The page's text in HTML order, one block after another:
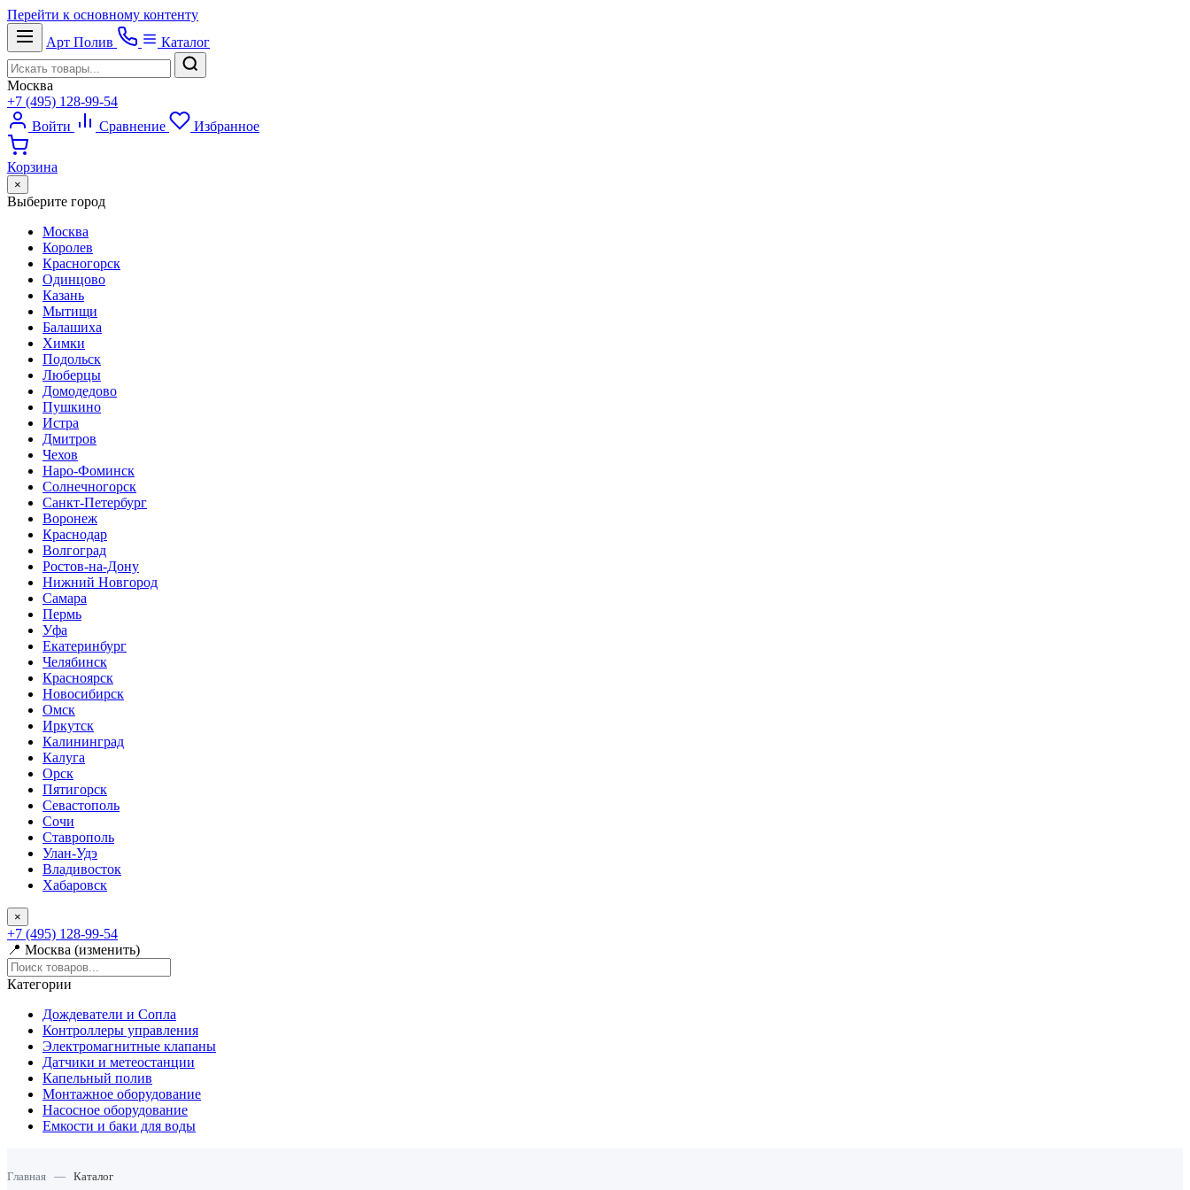
Перейти к основному контенту
Арт Полив Каталог
Москва
+7 (495) 128-99-54
Войти
Сравнение Избранное
Корзина
×
Выберите город
Москва
Королев
Красногорск
Одинцово
Казань
Мытищи
Балашиха
Химки
Подольск
Люберцы
Домодедово
Пушкино
Истра
Дмитров
Чехов
Наро-Фоминск
Солнечногорск
Санкт-Петербург
Воронеж
Краснодар
Волгоград
Ростов-на-Дону
Нижний Новгород
Самара
Пермь
Уфа
Екатеринбург
Челябинск
Красноярск
Новосибирск
Омск
Иркутск
Калининград
Калуга
Орск
Пятигорск
Севастополь
Сочи
Ставрополь
Улан-Удэ
Владивосток
Хабаровск
×
+7 (495) 128-99-54
📍 Москва (изменить)
Категории
Дождеватели и Сопла
Контроллеры управления
Электромагнитные клапаны
Датчики и метеостанции
Капельный полив
Монтажное оборудование
Насосное оборудование
Емкости и баки для воды
Главная — Каталог